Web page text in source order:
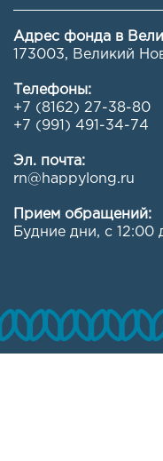
Адрес фонда в
173003, Великий
Телефоны:
+7 (8162) 27-38-80
+7 (991) 491-34-74
Эл. почта:
rn@happylong.ru
Прием обращений:
Будние дни, с 12:00